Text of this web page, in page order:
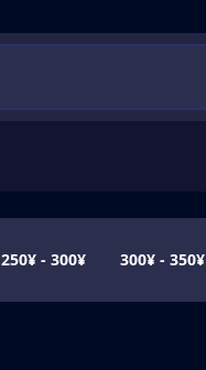
250¥ - 300¥ 300¥ - 350¥